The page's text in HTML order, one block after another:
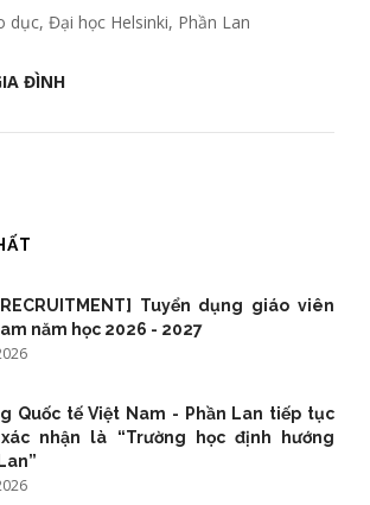
dục, Đại học Helsinki, Phần Lan
ĐÌNH
RECRUITMENT] Tuyển dụng giáo viên
năm học 2026 - 2027
Quốc tế Việt Nam - Phần Lan tiếp tục
nhận là “Trường học định hướng